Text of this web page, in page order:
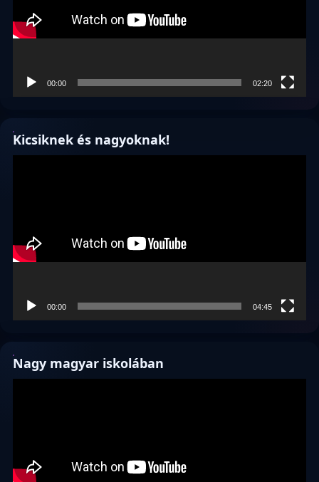
00:00 02:20
Kicsiknek és nagyoknak!
00:00 04:45
Nagy magyar iskolában